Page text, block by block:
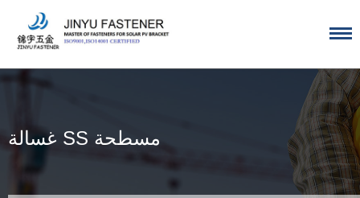
المحتوى
غسالة SS مسطحة